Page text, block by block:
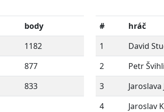
body
1182
877
833
#
hráč
1
David
2
Petr
3
4
Jaroslav